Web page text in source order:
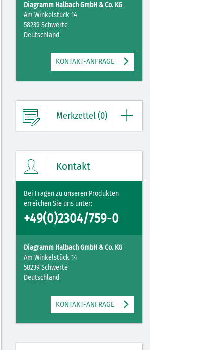
Diagramm Halbach GmbH & Co. KG
Am Winkelstück 14
58239 Schwerte
Deutschland
KONTAKT-ANFRAGE
Merkzettel (0)
Einträge.
ZUM MERKZETTEL
Kontakt
Bei Fragen zu unseren Produkten
erreichen Sie uns unter:
+49(0)2304/759-0
Diagramm Halbach GmbH & Co. KG
Am Winkelstück 14
58239 Schwerte
Deutschland
KONTAKT-ANFRAGE